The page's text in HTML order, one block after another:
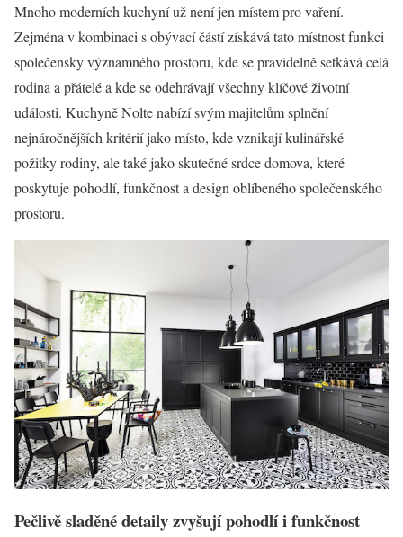
Mnoho moderních kuchyní už není jen místem pro vaření.
Zejména v kombinaci s obývací částí získává tato místnost funkci
společensky významného prostoru, kde se pravidelně setkává celá
rodina a přátelé a kde se odehrávají všechny klíčové životní
události. Kuchyně Nolte nabízí svým majitelům splnění
nejnáročnějších kritérií jako místo, kde vznikají kulinářské
požitky rodiny, ale také jako skutečné srdce domova, které
poskytuje pohodlí, funkčnost a design oblíbeného společenského
prostoru.
Pečlivě sladěné detaily zvyšují pohodlí i funkčnost